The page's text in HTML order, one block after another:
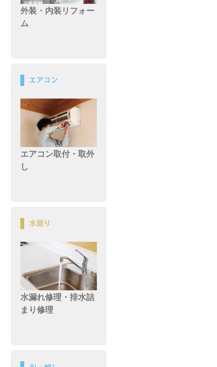
外装・内装リフォー
ム
エアコン取付・取外
し
水漏れ修理・排水詰
まり修理